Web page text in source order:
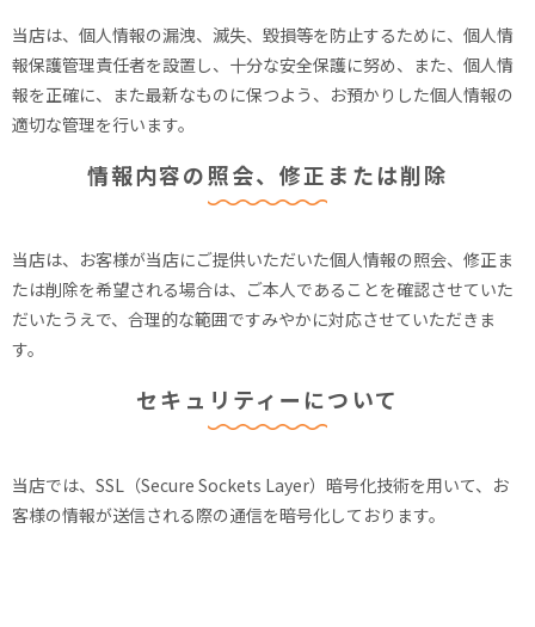
当店は、個人情報の漏洩、滅失、毀損等を防止するために、個人情
報保護管理責任者を設置し、十分な安全保護に努め、また、個人情
報を正確に、また最新なものに保つよう、お預かりした個人情報の
適切な管理を行います。
情報内容の照会、修正または削除
当店は、お客様が当店にご提供いただいた個人情報の照会、修正ま
たは削除を希望される場合は、ご本人であることを確認させていた
だいたうえで、合理的な範囲ですみやかに対応させていただきま
す。
セキュリティーについて
当店では、SSL（Secure Sockets Layer）暗号化技術を用いて、お
客様の情報が送信される際の通信を暗号化しております。